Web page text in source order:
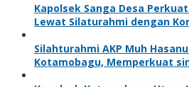
Kapolsek Sanga Desa
Lewat Silaturahmi dengan
Silahturahmi AKP Muh
Kotamobagu, Memperkuat